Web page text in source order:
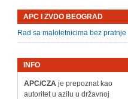
APC I ZVDO BEOGRAD
Rad sa maloletnicima bez pratnje
INFO
APC/CZAje prepoznat kao
autoritet u azilu u državnoj